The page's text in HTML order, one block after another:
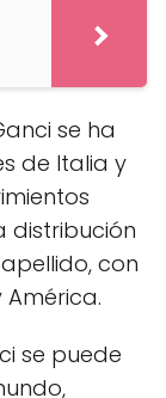
se ha
de Italia y
distribución
con
se puede